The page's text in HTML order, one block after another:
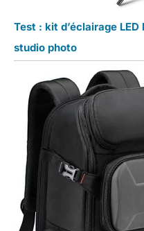
Test : kit d’éclairage
studio photo